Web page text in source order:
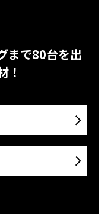
まで80台を出
！